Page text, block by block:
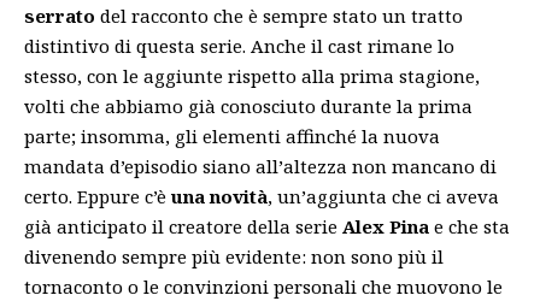
serrato del racconto che è sempre stato un tratto
distintivo di questa serie. Anche il cast rimane lo
stesso, con le aggiunte rispetto alla prima stagione,
volti che abbiamo già conosciuto durante la prima
parte; insomma, gli elementi affinché la nuova
mandata d’episodio siano all’altezza non mancano di
certo. Eppure c’è una novità, un’aggiunta che ci aveva
già anticipato il creatore della serie Alex Pina e che sta
divenendo sempre più evidente: non sono più il
tornaconto o le convinzioni personali che muovono le